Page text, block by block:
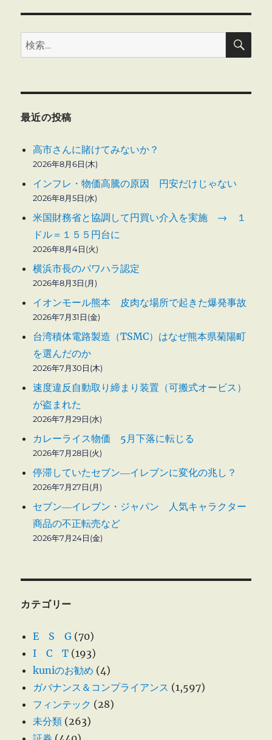
検
索:
検
最近の投稿
高市さんに賭けてみないか？
2026年8月6日(木)
インフレ・物価高騰の原因 円安だけじゃない
2026年8月5日(水)
米国財務省と協調して円買い介入を実施 → １
ドル＝１５５円台に
2026年8月4日(火)
横浜市長のパワハラ認定
2026年8月3日(月)
イオンモール熊本 皮肉な場所で起きた爆発事故
2026年7月31日(金)
台湾積体電路製造（TSMC）はなぜ熊本県菊陽町
を選んだのか
2026年7月30日(木)
速度違反自動取り締まり装置（可搬式オービス）
が盗まれた
2026年7月29日(水)
カレーライス物価 5月下落に転じる
2026年7月28日(火)
停滞していたセブン―イレブンに変化の兆し？
2026年7月27日(月)
セブン―イレブン・ジャパン 人気キャラクター
商品の不正転売など
2026年7月24日(金)
カテゴリー
E S G (70)
I C T (193)
kuniのお勧め (4)
ガバナンス＆コンプライアンス (1,597)
フィンテック (28)
未分類 (263)